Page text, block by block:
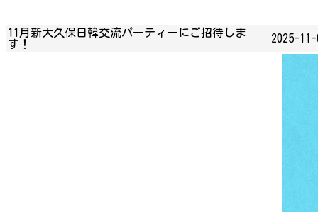
11月新大久保日韓交流パーティーにご招待しま
す！
2025-11-